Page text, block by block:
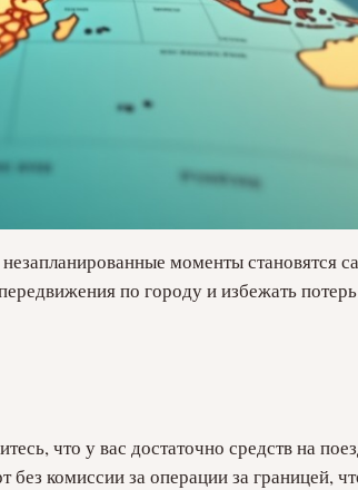
моменты
по городу и избежать
что у вас достаточно средств на
без комиссии за операции за границей,